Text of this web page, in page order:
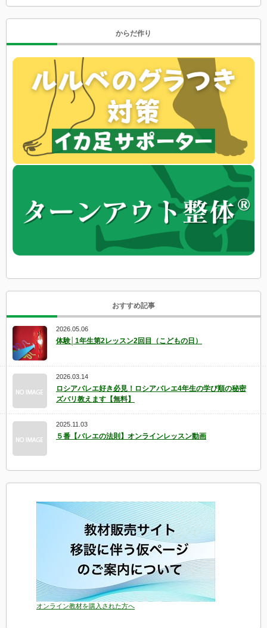
からだ作り
おすすめ記事
2026.05.06
体験│1年生第2レッスン2回目（こどもの日）
2026.03.14
ロシアバレエ好き必見！ロシアバレエ4年生の学び順の秘密
ズバリ教えます【無料】
2025.11.03
５番【バレエの法則】オンラインレッスン動画
オンライン教材を購入された方へ